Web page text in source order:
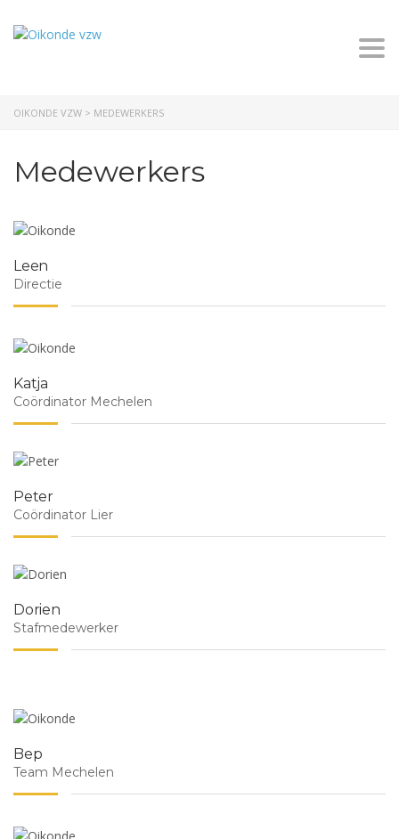
OIKONDE VZW > MEDEWERKERS
Medewerkers
Leen
Directie
Katja
Coördinator Mechelen
Peter
Coördinator Lier
Dorien
Stafmedewerker
Bep
Team Mechelen